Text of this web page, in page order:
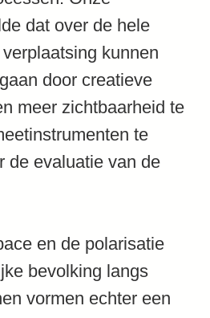
dat over de hele
kunnen
door creatieve
meer zichtbaarheid te
te
de evaluatie van de
en de polarisatie
bevolking langs
vormen echter een